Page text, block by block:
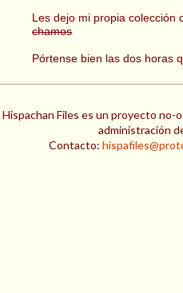
Les dejo mi propia colección
chamos
Pórtense bien las dos horas
Hispachan Files es un proyecto no-
administración
Contacto: